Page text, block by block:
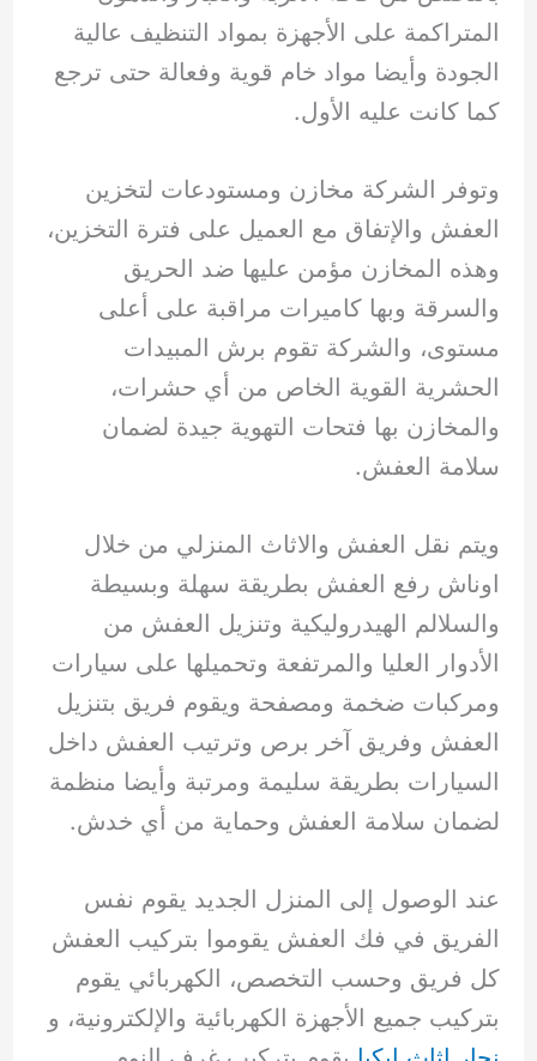
المتراكمة على الأجهزة بمواد التنظيف عالية
الجودة وأيضا مواد خام قوية وفعالة حتى ترجع
كما كانت عليه الأول.
وتوفر الشركة مخازن ومستودعات لتخزين
العفش والإتفاق مع العميل على فترة التخزين،
وهذه المخازن مؤمن عليها ضد الحريق
والسرقة وبها كاميرات مراقبة على أعلى
مستوى، والشركة تقوم برش المبيدات
الحشرية القوية الخاص من أي حشرات،
والمخازن بها فتحات التهوية جيدة لضمان
سلامة العفش.
ويتم نقل العفش والاثاث المنزلي من خلال
اوناش رفع العفش بطريقة سهلة وبسيطة
والسلالم الهيدروليكية وتنزيل العفش من
الأدوار العليا والمرتفعة وتحميلها على سيارات
ومركبات ضخمة ومصفحة ويقوم فريق بتنزيل
العفش وفريق آخر برص وترتيب العفش داخل
السيارات بطريقة سليمة ومرتبة وأيضا منظمة
لضمان سلامة العفش وحماية من أي خدش.
عند الوصول إلى المنزل الجديد يقوم نفس
الفريق في فك العفش يقوموا بتركيب العفش
كل فريق وحسب التخصص، الكهربائي يقوم
بتركيب جميع الأجهزة الكهربائية والإلكترونية، و